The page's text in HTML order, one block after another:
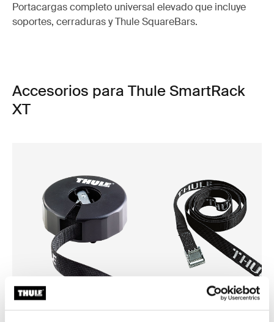
Portacargas completo universal elevado que incluye
soportes, cerraduras y Thule SquareBars.
Accesorios para Thule SmartRack
XT